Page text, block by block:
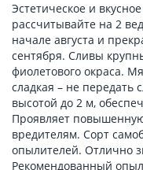
Эстетическое и
рассчитывайте на 2
начале августа и
сентября. Сливы
фиолетового окраса.
сладкая – не передать
высотой до 2 м,
Проявляет
вредителям. Сорт
опылителей. Отлично
Рекомендованный